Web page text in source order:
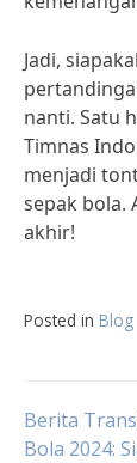
Jadi,
nanti. Satu
Timnas
menjadi
sepak bola.
akhir!
Posted in Blog
Post
Berita
Bola 2024: